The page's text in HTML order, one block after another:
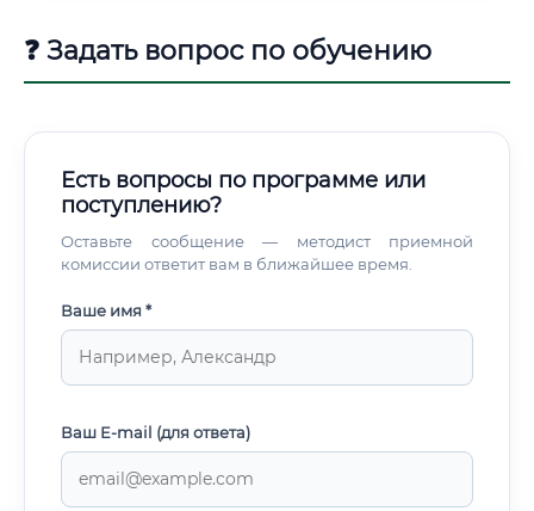
контролируют состояние всех "артерий" и "капилляров":
высоковольтных линий электропередачи (ЛЭП),
❓ Задать вопрос по обучению
Есть вопросы по программе или
поступлению?
Оставьте сообщение — методист приемной
комиссии ответит вам в ближайшее время.
Ваше имя *
Ваш E-mail (для ответа)